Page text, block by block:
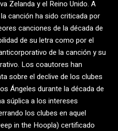
Zelanda y el Reino Unido. A
canción ha sido criticada por
canciones de la década de
de su letra como por el
de la canción y su
Los coautores han
sobre el declive de los clubes
Ángeles durante la década de
súplica a los intereses
los clubes en aquel
in the Hoopla) certificado